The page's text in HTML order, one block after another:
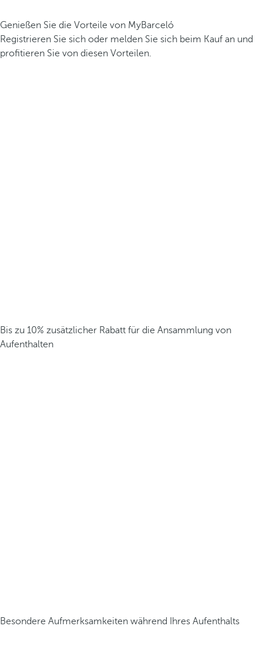
Genießen Sie die Vorteile von MyBarceló
Registrieren Sie sich oder melden Sie sich beim Kauf an und
profitieren Sie von diesen Vorteilen.
Bis zu 10% zusätzlicher Rabatt für die Ansammlung von
Aufenthalten
Besondere Aufmerksamkeiten während Ihres Aufenthalts